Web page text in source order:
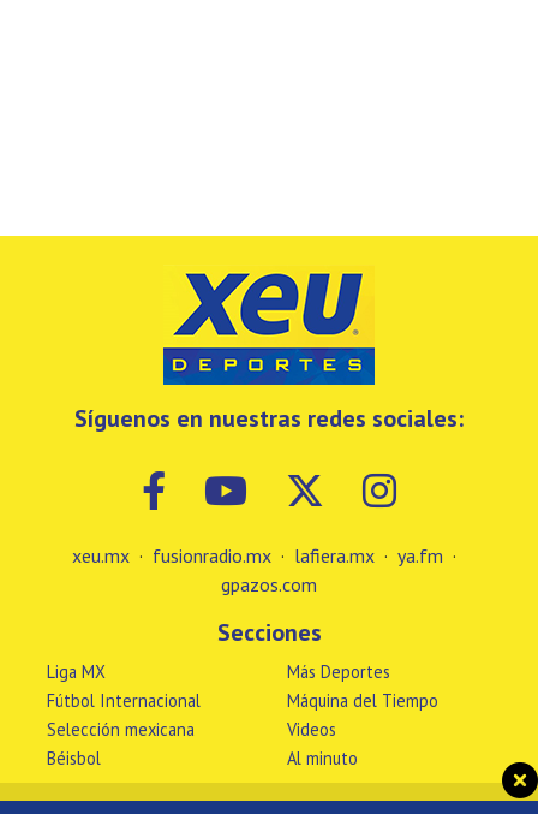
Síguenos en nuestras redes sociales:
xeu.mx · fusionradio.mx · lafiera.mx · ya.fm ·
gpazos.com
Secciones
Liga MX
Fútbol Internacional
Selección mexicana
Béisbol
Más Deportes
Máquina del Tiempo
Videos
Al minuto